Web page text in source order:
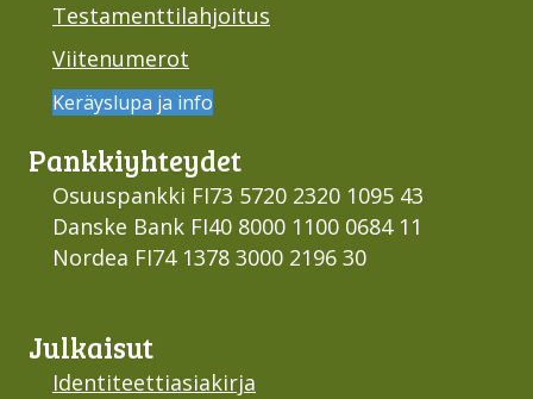
Testamenttilahjoitus
Viitenumerot
Keräyslupa ja info
Pankki­yhteydet
Osuuspankki FI73 5720 2320 1095 43
Danske Bank FI40 8000 1100 0684 11
Nordea FI74 1378 3000 2196 30
Julkaisut
Identiteettiasiakirja